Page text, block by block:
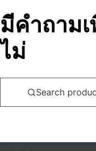
มีคําถาม
ไม่
Search